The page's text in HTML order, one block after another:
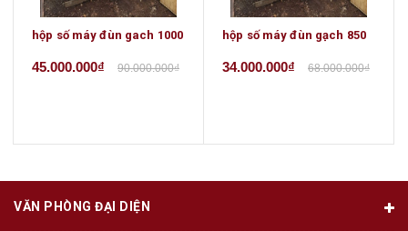
hộp số máy đùn gach 1000
45.000.000₫ 90.000.000₫
hộp số máy đùn gạch 850
34.000.000₫ 68.000.000₫
VĂN PHÒNG ĐẠI DIỆN